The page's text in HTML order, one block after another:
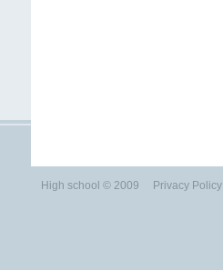
High school © 2009 Privacy Policy